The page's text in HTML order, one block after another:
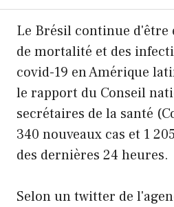
Le Brésil continue d'être
de mortalité et des
covid-19 en Amérique
le rapport du Conseil
secrétaires de la santé
340 nouveaux cas et 1
des dernières 24 heures.
Selon un twitter de